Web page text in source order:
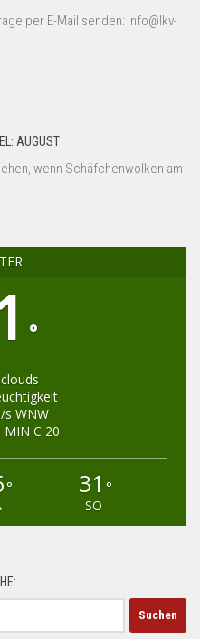
per E-Mail senden: info@lkv-
AUGUST
wenn Schäfchenwolken am
°
s WNW
MIN C 20
° 31 °
SO